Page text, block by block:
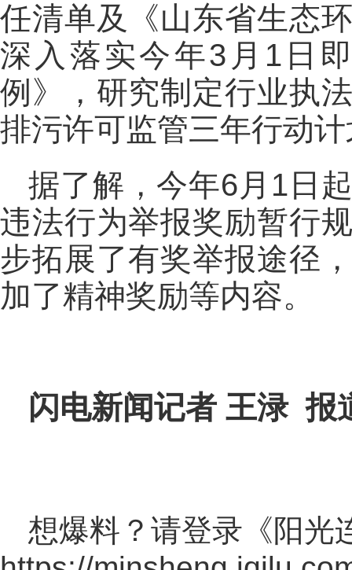
任清单及《山东省生态
深入落实今年3月1日
例》，研究制定行业执
排污许可监管三年行动
据了解，今年6月1日
违法行为举报奖励暂行
步拓展了有奖举报途径
加了精神奖励等内容。
闪电新闻记者 王渌 报
想爆料？请登录《阳光